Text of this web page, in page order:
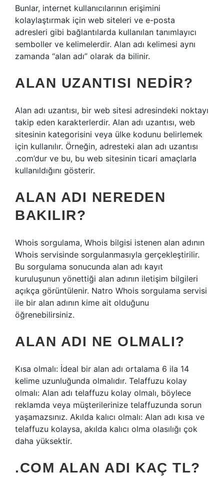
Bunlar, internet kullanıcılarının erişimini
kolaylaştırmak için web siteleri ve e-posta
adresleri gibi bağlantılarda kullanılan tanımlayıcı
semboller ve kelimelerdir. Alan adı kelimesi aynı
zamanda “alan adı” olarak da bilinir.
ALAN UZANTISI NEDIR?
Alan adı uzantısı, bir web sitesi adresindeki noktayı
takip eden karakterlerdir. Alan adı uzantısı, web
sitesinin kategorisini veya ülke kodunu belirlemek
için kullanılır. Örneğin, adresteki alan adı uzantısı
.com’dur ve bu, bu web sitesinin ticari amaçlarla
kullanıldığını gösterir.
ALAN ADI NEREDEN
BAKILIR?
Whois sorgulama, Whois bilgisi istenen alan adının
Whois servisinde sorgulanmasıyla gerçekleştirilir.
Bu sorgulama sonucunda alan adı kayıt
kuruluşunun yönettiği alan adının iletişim bilgileri
açıkça görüntülenir. Natro Whois sorgulama servisi
ile bir alan adının kime ait olduğunu
öğrenebilirsiniz.
ALAN ADI NE OLMALI?
Kısa olmalı: İdeal bir alan adı ortalama 6 ila 14
kelime uzunluğunda olmalıdır. Telaffuzu kolay
olmalı: Alan adı telaffuzu kolay olmalı, böylece
reklamda veya müşterilerinize telaffuzunda sorun
yaşamazsınız. Akılda kalıcı olmalı: Alan adı kısa ve
telaffuzu kolaysa, akılda kalıcı olma olasılığı çok
daha yüksektir.
.COM ALAN ADI KAÇ TL?